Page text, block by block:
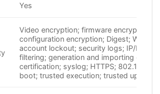
Yes
Video encryption; firmware encryption;
configuration encryption; Digest; WSSE;
account lockout; security logs; IP/MAC
filtering; generation and importing of
certification; syslog; HTTPS; 802.1x;
boot; trusted execution; trusted upgrade